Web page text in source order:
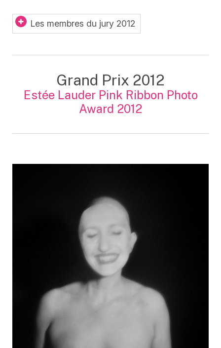
Les membres du jury 2012
Grand Prix 2012
Estée Lauder Pink Ribbon Photo
Award 2012